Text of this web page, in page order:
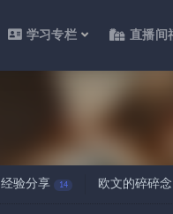
学习专栏 直播间
经验分享 14 欧文的碎碎念